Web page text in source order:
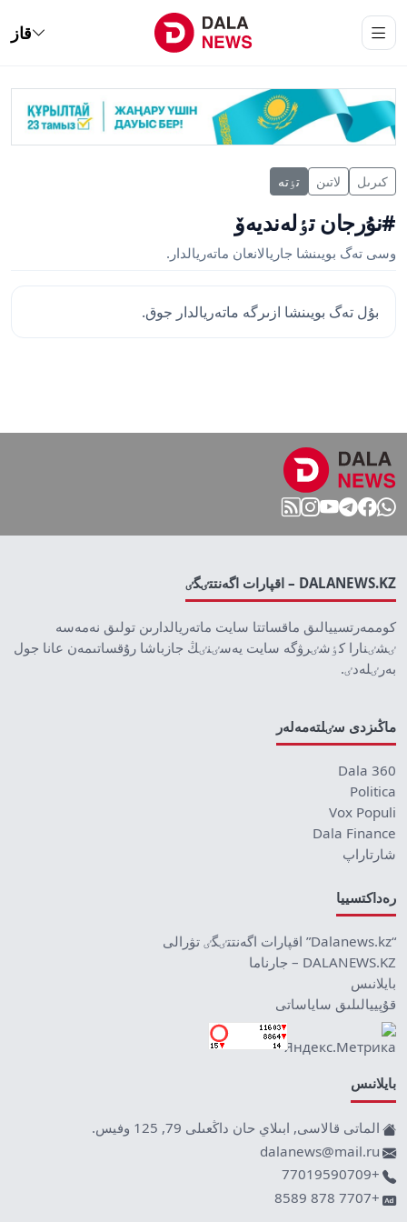
قاز
كىرىل لاتىن تٶتە
#نۇرجان تٶلەنديەۆ
وسى تەگ بويىنشا جاريالانعان ماتەريالدار.
بۇل تەگ بويىنشا ازىرگە ماتەريالدار جوق.
DALANEWS.KZ – اقپارات اگەنتتٸگٸ
كوممەرتسييالىق ماقساتتا سايت ماتەريالدارىن تولىق نەمەسە
ٸشٸنارا كٶشٸرۋگە سايت يەسٸنٸڭ جازباشا رۇقساتىمەن عانا جول
بەرٸلەدٸ.
ماڭىزدى سٸلتەمەلەر
Dala 360
Politica
Vox Populi
Dala Finance
شارتاراپ
رەداكتسييا
“Dalanews.kz” اقپارات اگەنتتٸگٸ تۋرالى
DALANEWS.KZ – جارناما
بايلانىس
قۇپييالىلىق ساياساتى
بايلانىس
الماتى قالاسى, ابىلاي حان داڭعىلى 79, 125 وفيس.
dalanews@mail.ru
+77019590709
+7707 878 8589